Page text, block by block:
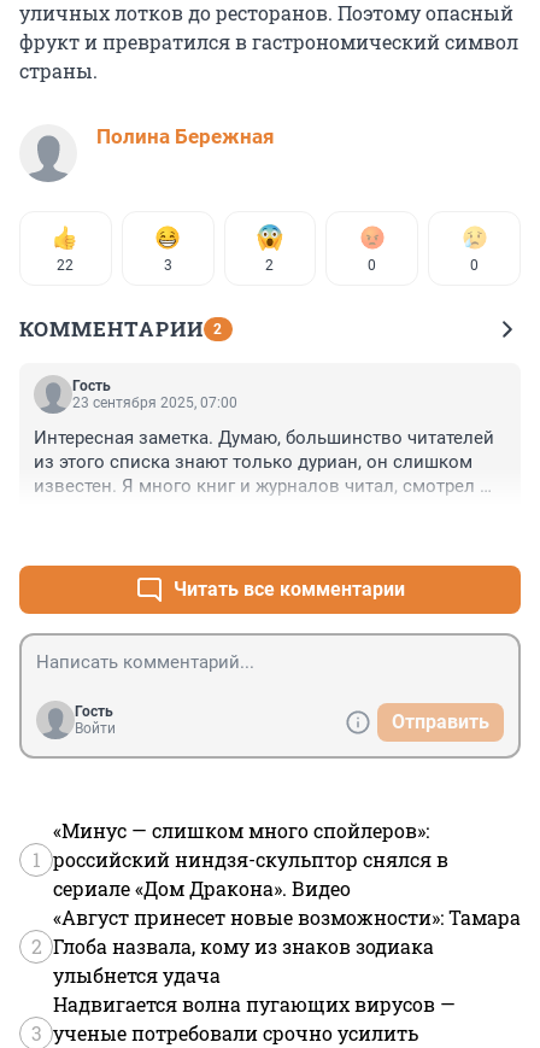
уличных лотков до ресторанов. Поэтому опасный
фрукт и превратился в гастрономический символ
страны.
Полина Бережная
22 3 2 0 0
КОММЕНТАРИИ 2
Гость
23 сентября 2025, 07:00
Интересная заметка. Думаю, большинство читателей
из этого списка знают только дуриан, он слишком
известен. Я много книг и журналов читал, смотрел
подобные растения с облепляющими ветки ягодами,
помимо облепихи.
Читать все комментарии
Гость
Войти
Отправить
1
«Минус — слишком много спойлеров»:
российский ниндзя-скульптор снялся в
сериале «Дом Дракона». Видео
2
«Август принесет новые возможности»: Тамара
Глоба назвала, кому из знаков зодиака
улыбнется удача
3
Надвигается волна пугающих вирусов —
ученые потребовали срочно усилить